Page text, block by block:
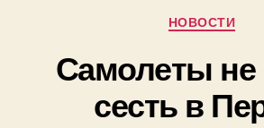
Рубрики
НОВОСТИ
Самолеты не
сесть в